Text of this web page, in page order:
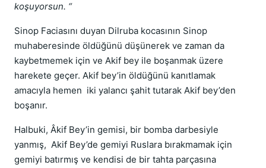
koşuyorsun. “
Sinop Faciasını duyan Dilruba kocasının Sinop
muhaberesinde öldüğünü düşünerek ve zaman da
kaybetmemek için ve Akif bey ile boşanmak üzere
harekete geçer. Akif bey’in öldüğünü kanıtlamak
amacıyla hemen iki yalancı şahit tutarak Akif bey’den
boşanır.
Halbuki, Âkif Bey’in gemisi, bir bomba darbesiyle
yanmış, Akif Bey’de gemiyi Ruslara bırakmamak için
gemiyi batırmış ve kendisi de bir tahta parçasına